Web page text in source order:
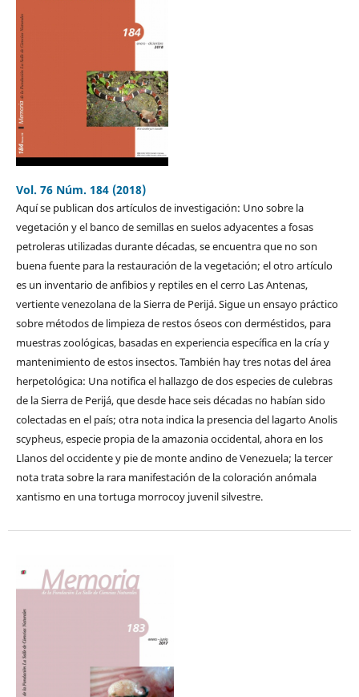
Vol. 76 Núm. 184 (2018)
Aquí se publican dos artículos de investigación: Uno sobre la
vegetación y el banco de semillas en suelos adyacentes a fosas
petroleras utilizadas durante décadas, se encuentra que no son
buena fuente para la restauración de la vegetación; el otro artículo
es un inventario de anfibios y reptiles en el cerro Las Antenas,
vertiente venezolana de la Sierra de Perijá. Sigue un ensayo práctico
sobre métodos de limpieza de restos óseos con derméstidos, para
muestras zoológicas, basadas en experiencia específica en la cría y
mantenimiento de estos insectos. También hay tres notas del área
herpetológica: Una notifica el hallazgo de dos especies de culebras
de la Sierra de Perijá, que desde hace seis décadas no habían sido
colectadas en el país; otra nota indica la presencia del lagarto Anolis
scypheus, especie propia de la amazonia occidental, ahora en los
Llanos del occidente y pie de monte andino de Venezuela; la tercer
nota trata sobre la rara manifestación de la coloración anómala
xantismo en una tortuga morrocoy juvenil silvestre.